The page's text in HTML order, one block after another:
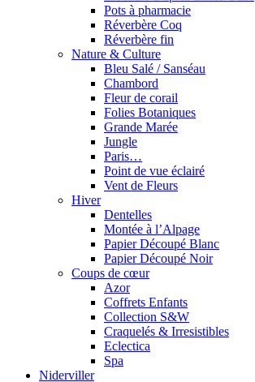
Pots à pharmacie
Réverbère Coq
Réverbère fin
Nature & Culture
Bleu Salé / Sanséau
Chambord
Fleur de corail
Folies Botaniques
Grande Marée
Jungle
Paris…
Point de vue éclairé
Vent de Fleurs
Hiver
Dentelles
Montée à l’Alpage
Papier Découpé Blanc
Papier Découpé Noir
Coups de cœur
Azor
Coffrets Enfants
Collection S&W
Craquelés & Irresistibles
Eclectica
Spa
Niderviller